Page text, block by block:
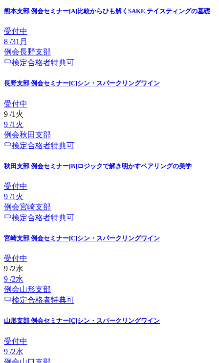
熊本支部 例会セミナー[A]比較からひも解くSAKE テイスティングの基礎
受付中
8 /31 月
例会長野支部
検定合格者特典可
長野支部 例会セミナー[C]シン・スパークリングワイン
受付中
9 /1 火
9 /1 火
例会秋田支部
検定合格者特典可
秋田支部 例会セミナー[B]ロジックで解き明かすペアリングの美学
受付中
9 /1 火
例会宮崎支部
検定合格者特典可
宮崎支部 例会セミナー[C]シン・スパークリングワイン
受付中
9 /2水
9 /2水
例会山形支部
検定合格者特典可
山形支部 例会セミナー[C]シン・スパークリングワイン
受付中
9 /2水